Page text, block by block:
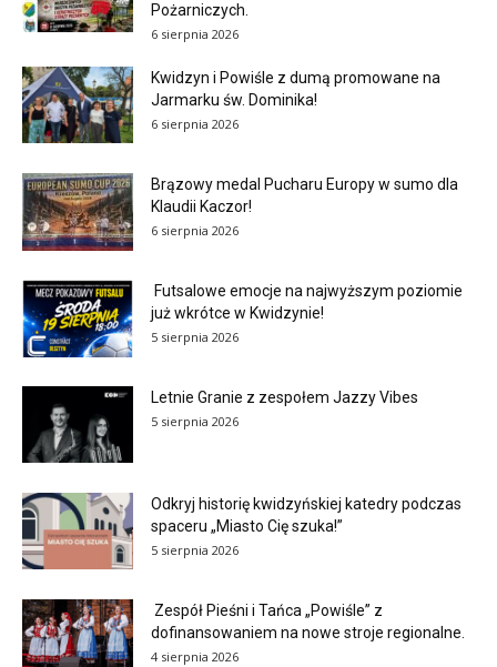
Pożarniczych.
6 sierpnia 2026
Kwidzyn i Powiśle z dumą promowane na
Jarmarku św. Dominika!
6 sierpnia 2026
Brązowy medal Pucharu Europy w sumo dla
Klaudii Kaczor!
6 sierpnia 2026
Futsalowe emocje na najwyższym poziomie
już wkrótce w Kwidzynie!
5 sierpnia 2026
Letnie Granie z zespołem Jazzy Vibes
5 sierpnia 2026
Odkryj historię kwidzyńskiej katedry podczas
spaceru „Miasto Cię szuka!”
5 sierpnia 2026
Zespół Pieśni i Tańca „Powiśle” z
dofinansowaniem na nowe stroje regionalne.
4 sierpnia 2026